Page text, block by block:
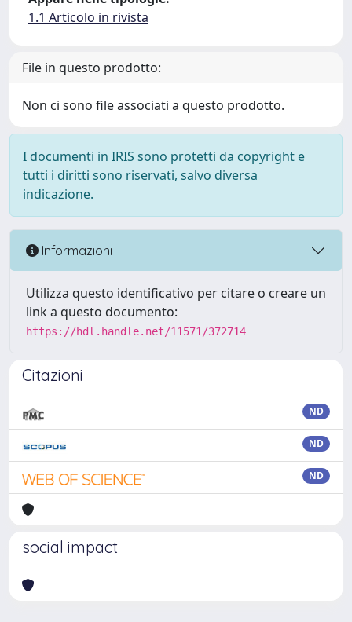
1.1 Articolo in rivista
File in questo prodotto:
Non ci sono file associati a questo prodotto.
I documenti in IRIS sono protetti da copyright e
tutti i diritti sono riservati, salvo diversa
indicazione.
Informazioni
Utilizza questo identificativo per citare o creare un
link a questo documento:
https://hdl.handle.net/11571/372714
Citazioni
ND
ND
ND
social impact